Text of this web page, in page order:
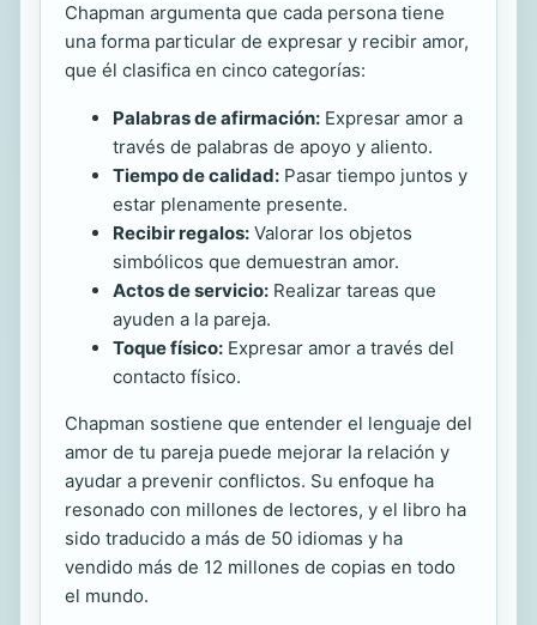
Chapman argumenta que cada persona tiene
una forma particular de expresar y recibir amor,
que él clasifica en cinco categorías:
Palabras de afirmación: Expresar amor a
través de palabras de apoyo y aliento.
Tiempo de calidad: Pasar tiempo juntos y
estar plenamente presente.
Recibir regalos: Valorar los objetos
simbólicos que demuestran amor.
Actos de servicio: Realizar tareas que
ayuden a la pareja.
Toque físico: Expresar amor a través del
contacto físico.
Chapman sostiene que entender el lenguaje del
amor de tu pareja puede mejorar la relación y
ayudar a prevenir conflictos. Su enfoque ha
resonado con millones de lectores, y el libro ha
sido traducido a más de 50 idiomas y ha
vendido más de 12 millones de copias en todo
el mundo.